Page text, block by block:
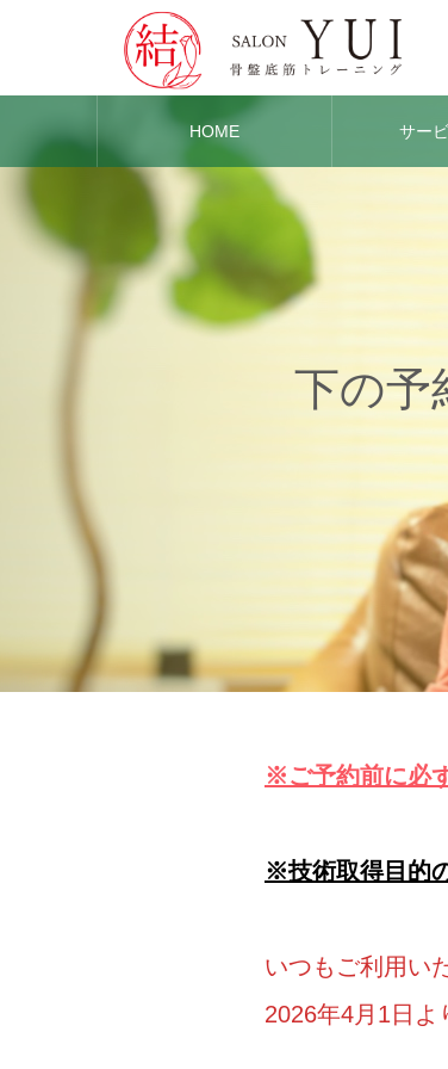
HOME サー
下の予
※ご予約前に必
※技術取得目的
いつもご利用い
2026年4月1日